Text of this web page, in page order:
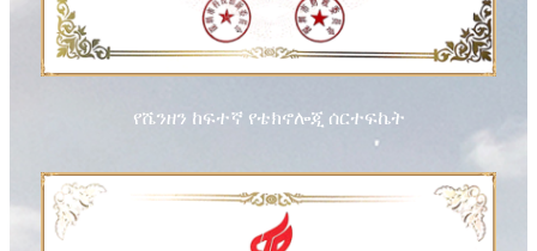
የሼንዘን ከፍተኛ የቴክኖሎጂ ሰርተፍኬት